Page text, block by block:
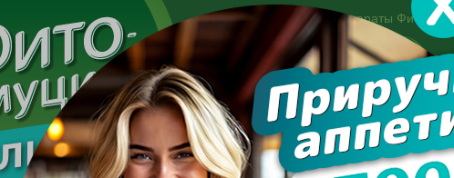
Другие препараты
Норм
Made in the UK
Консультация специалиста:
+7 495 744-06-27